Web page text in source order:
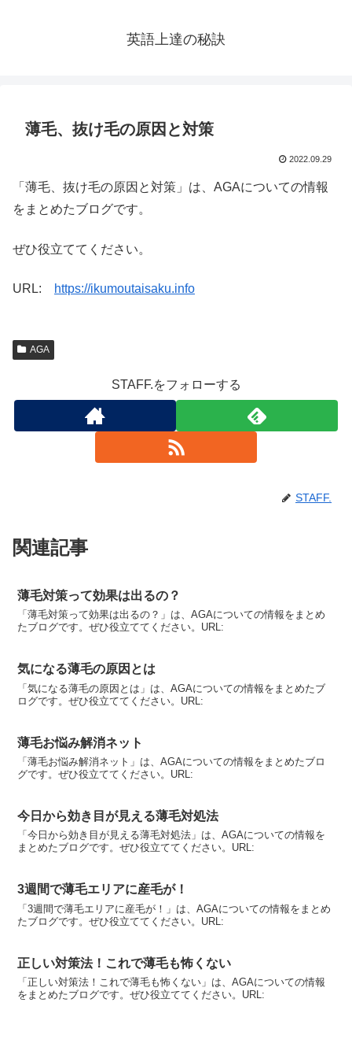
英語上達の秘訣
薄毛、抜け毛の原因と対策
2022.09.29
「薄毛、抜け毛の原因と対策」は、AGAについての情報
をまとめたブログです。
ぜひ役立ててください。
URL: https://ikumoutaisaku.info
AGA
STAFF.をフォローする
STAFF.
関連記事
薄毛対策って効果は出るの？
「薄毛対策って効果は出るの？」は、AGAについての情報をまとめ
たブログです。ぜひ役立ててください。URL:
気になる薄毛の原因とは
「気になる薄毛の原因とは」は、AGAについての情報をまとめたブ
ログです。ぜひ役立ててください。URL:
薄毛お悩み解消ネット
「薄毛お悩み解消ネット」は、AGAについての情報をまとめたブロ
グです。ぜひ役立ててください。URL:
今日から効き目が見える薄毛対処法
「今日から効き目が見える薄毛対処法」は、AGAについての情報を
まとめたブログです。ぜひ役立ててください。URL:
3週間で薄毛エリアに産毛が！
「3週間で薄毛エリアに産毛が！」は、AGAについての情報をまとめ
たブログです。ぜひ役立ててください。URL:
正しい対策法！これで薄毛も怖くない
「正しい対策法！これで薄毛も怖くない」は、AGAについての情報
をまとめたブログです。ぜひ役立ててください。URL: